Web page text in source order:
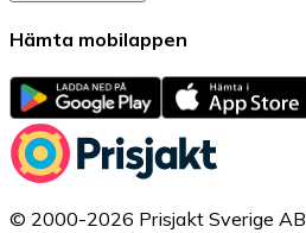
Hämta mobilappen
© 2000-2026 Prisjakt Sverige AB